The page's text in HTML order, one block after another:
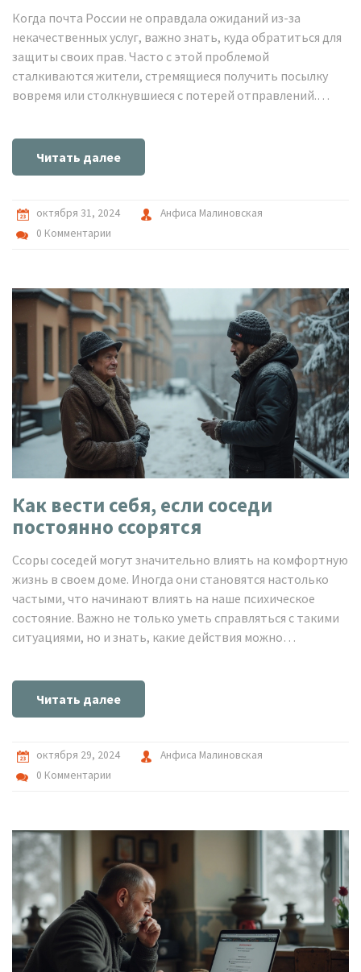
Когда почта России не оправдала ожиданий из-за
некачественных услуг, важно знать, куда обратиться для
защиты своих прав. Часто с этой проблемой
сталкиваются жители, стремящиеся получить посылку
вовремя или столкнувшиеся с потерей отправлений.
алгоритм подачи жалобы, включая советы по её
составлению и адреса организаций, готовых защитить
Читать далее
октября 31, 2024
Анфиса Малиновская
0 Комментарии
Как вести себя, если соседи
постоянно ссорятся
Ссоры соседей могут значительно влиять на комфортную
жизнь в своем доме. Иногда они становятся настолько
частыми, что начинают влиять на наше психическое
состояние. Важно не только уметь справляться с такими
ситуациями, но и знать, какие действия можно
ссоры соседей, от мирного диалога до обращения в
соответствующие инстанции.
Читать далее
октября 29, 2024
Анфиса Малиновская
0 Комментарии